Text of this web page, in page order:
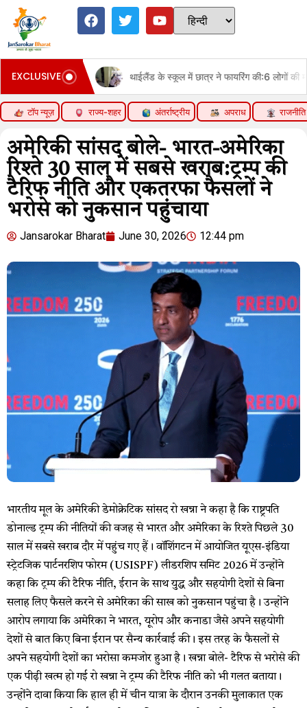
EXCLUSIVE थाईलैंड के स्कूल में छात्र ने फायरिंग की:6 लोगों की मौत, कई घायल;
टॉप न्यूज़ राज्य-शहर अंतर्राष्ट्रीय अपराध राजनीति
अमेरिकी सांसद बोले- भारत-अमेरिका
रिश्ते 30 साल में सबसे खराब:ट्रम्प की
टैरिफ नीति और एकतरफा फैसलों ने
भरोसे को नुकसान पहुंचाया
Jansarokar Bharat June 30, 2026 12:44 pm
भारतीय मूल के अमेरिकी डेमोक्रेटिक सांसद रो खन्ना ने कहा है कि राष्ट्रपति
डोनाल्ड ट्रम्प की नीतियों की वजह से भारत और अमेरिका के रिश्ते पिछले 30
साल में सबसे खराब दौर में पहुंच गए हैं। वॉशिंगटन में आयोजित यूएस-इंडिया
स्ट्रेटजिक पार्टनरशिप फोरम (USISPF) लीडरशिप समिट 2026 में उन्होंने
कहा कि ट्रम्प की टैरिफ नीति, ईरान के साथ युद्ध और सहयोगी देशों से बिना
सलाह लिए फैसले करने से अमेरिका की साख को नुकसान पहुंचा है। उन्होंने
आरोप लगाया कि अमेरिका ने भारत, यूरोप और कनाडा जैसे अपने सहयोगी
देशों से बात किए बिना ईरान पर सैन्य कार्रवाई की। इस तरह के फैसलों से
अपने सहयोगी देशों का भरोसा कमजोर हुआ है। खन्ना बोले- टैरिफ से भरोसे की
एक पीढ़ी खत्म हो गई रो खन्ना ने ट्रम्प की टैरिफ नीति को भी गलत बताया।
उन्होंने दावा किया कि हाल ही में चीन यात्रा के दौरान उनकी मुलाकात एक